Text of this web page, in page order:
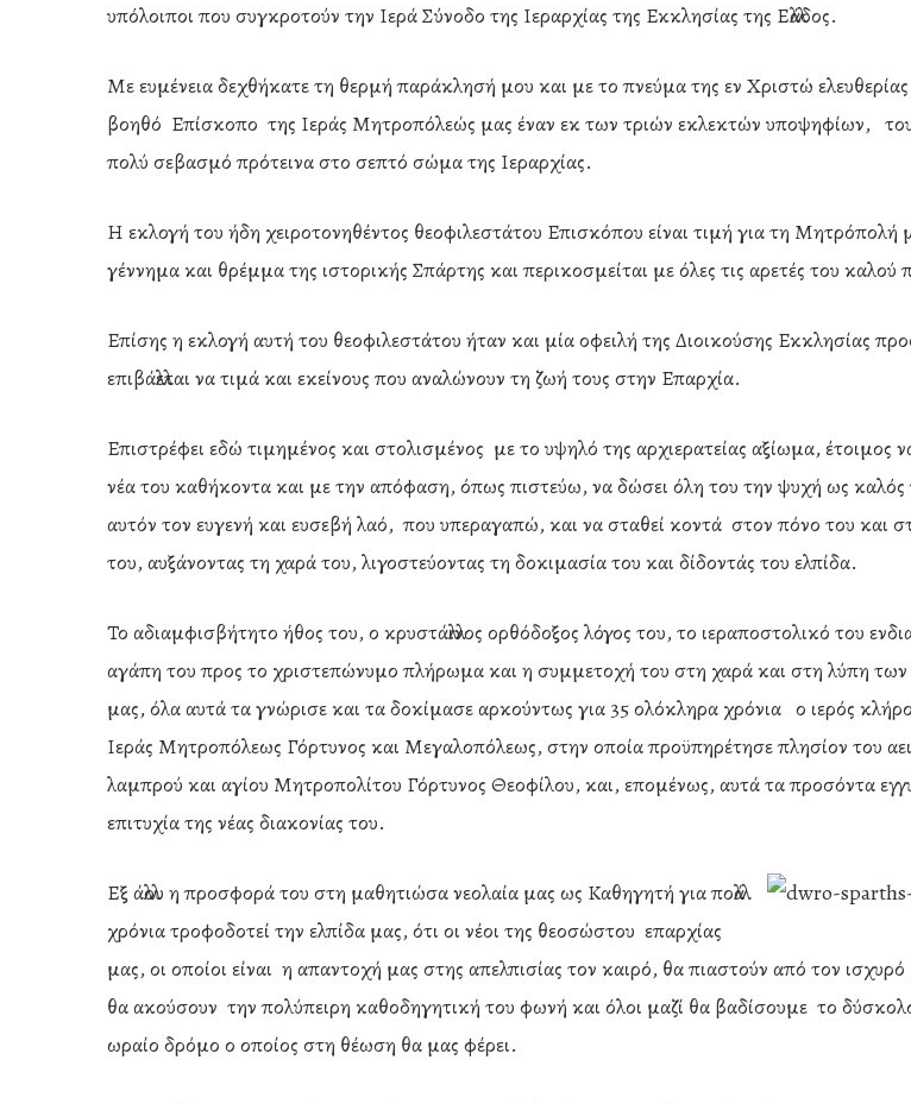
υπόλοιποι που συγκροτούν την Ιερά Σύνοδο της Ιεραρχίας της Εκκλησίας της Ελλάδος.
Με ευμένεια δεχθήκατε τη θερμή παράκλησή μου και με το πνεύμα της εν Χριστώ ελευθερίας
βοηθό Επίσκοπο της Ιεράς Μητροπόλεώς μας έναν εκ των τριών εκλεκτών υποψηφίων,
πολύ σεβασμό πρότεινα στο σεπτό σώμα της Ιεραρχίας.
Η εκλογή του ήδη χειροτονηθέντος θεοφιλεστάτου Επισκόπου είναι τιμή για τη Μητρόπολή
γέννημα και θρέμμα της ιστορικής Σπάρτης και περικοσμείται με όλες τις αρετές του καλού
Επίσης η εκλογή αυτή του θεοφιλεστάτου ήταν και μία οφειλή της Διοικούσης Εκκλησίας
επιβάλλεται να τιμά και εκείνους που αναλώνουν τη ζωή τους στην Επαρχία.
Επιστρέφει εδώ τιμημένος και στολισμένος με το υψηλό της αρχιερατείας αξίωμα, έτοιμος
νέα του καθήκοντα και με την απόφαση, όπως πιστεύω, να δώσει όλη του την ψυχή ως
αυτόν τον ευγενή και ευσεβή λαό, που υπεραγαπώ, και να σταθεί κοντά στον πόνο του και
του, αυξάνοντας τη χαρά του, λιγοστεύοντας τη δοκιμασία του και δίδοντάς του ελπίδα.
Το αδιαμφισβήτητο ήθος του, ο κρυστάλλινος ορθόδοξος λόγος του, το ιεραποστολικό του
αγάπη του προς το χριστεπώνυμο πλήρωμα και η συμμετοχή του στη χαρά και στη λύπη
μας, όλα αυτά τα γνώρισε και τα δοκίμασε αρκούντως για 35 ολόκληρα χρόνια ο ιερός
Ιεράς Μητροπόλεως Γόρτυνος και Μεγαλοπόλεως, στην οποία προϋπηρέτησε πλησίον του
λαμπρού και αγίου Μητροπολίτου Γόρτυνος Θεοφίλου, και, επομένως, αυτά τα προσόντα
επιτυχία της νέας διακονίας του.
Εξ άλλου η προσφορά του στη μαθητιώσα νεολαία μας ως Καθηγητή για πολλά
χρόνια τροφοδοτεί την ελπίδα μας, ότι οι νέοι της θεοσώστου επαρχίας
μας, οι οποίοι είναι η απαντοχή μας στης απελπισίας τον καιρό, θα πιαστούν από τον
θα ακούσουν την πολύπειρη καθοδηγητική του φωνή και όλοι μαζί θα βαδίσουμε το δύσκολο
ωραίο δρόμο ο οποίος στη θέωση θα μας φέρει.